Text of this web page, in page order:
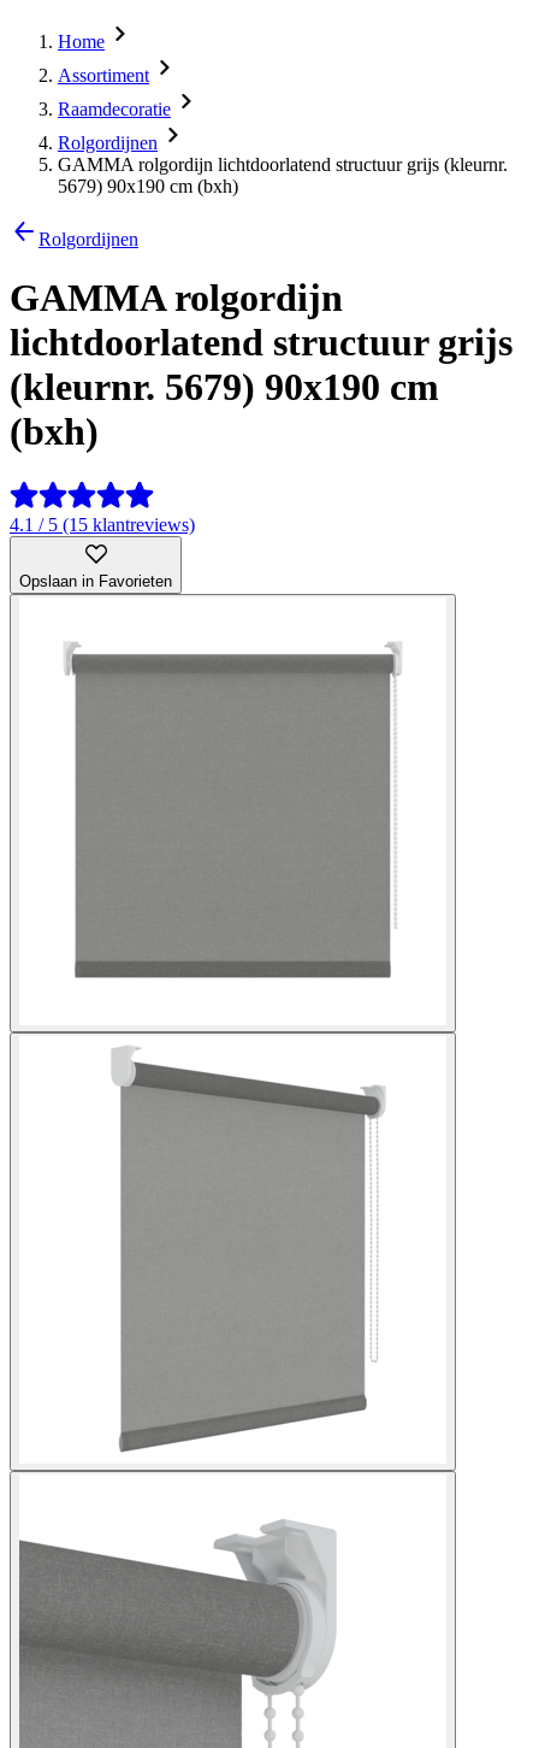
Home
Assortiment
Raamdecoratie
Rolgordijnen
GAMMA rolgordijn lichtdoorlatend structuur grijs (kleurnr.
5679) 90x190 cm (bxh)
Rolgordijnen
GAMMA rolgordijn
lichtdoorlatend structuur grijs
(kleurnr. 5679) 90x190 cm
(bxh)
4.1 / 5 (15 klantreviews)
Opslaan in Favorieten